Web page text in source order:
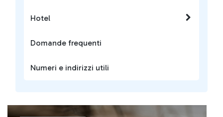
Hotel
Domande frequenti
Numeri e indirizzi utili